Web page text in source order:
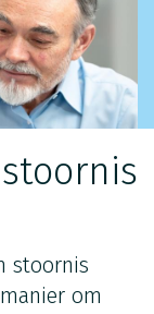
stoornis
om